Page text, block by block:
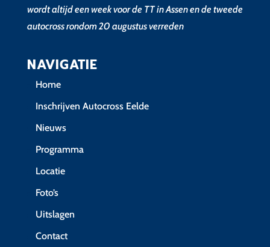
wordt altijd een week voor de TT in Assen en de tweede
autocross rondom 20 augustus verreden
NAVIGATIE
Home
Inschrijven Autocross Eelde
Nieuws
Programma
Locatie
Foto’s
Uitslagen
Contact